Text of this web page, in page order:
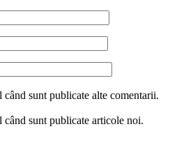
sunt publicate alte comentarii.
sunt publicate articole noi.